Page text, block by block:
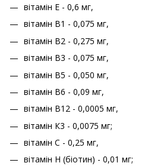
вітамін Е - 0,6 мг,
вітамін В1 - 0,075 мг,
вітамін В2 - 0,275 мг,
вітамін В3 - 0,075 мг,
вітамін В5 - 0,050 мг,
вітамін В6 - 0,09 мг,
вітамін В12 - 0,0005 мг,
вітамін К3 - 0,0075 мг;
вітамін С - 0,25 мг,
вітамін Н (біотин) - 0,01 мг;